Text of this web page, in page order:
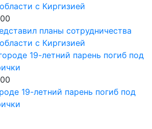
планы сотрудничества
с Киргизией
19-летний парень погиб под